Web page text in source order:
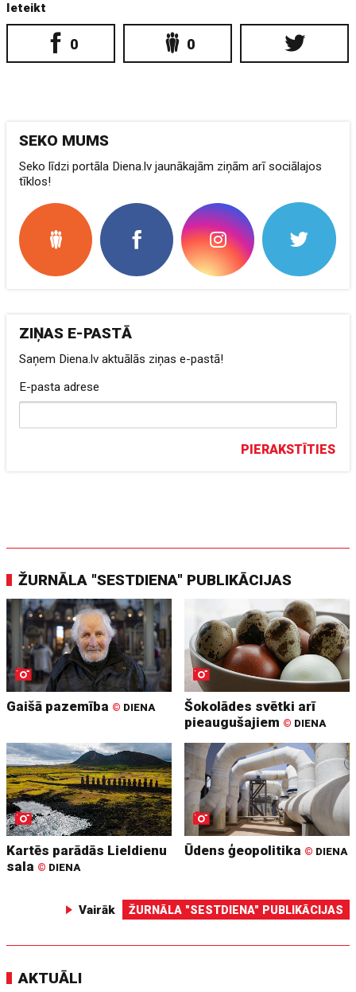
Ieteikt
0 0
SEKO MUMS
Seko līdzi portāla Diena.lv jaunākajām ziņām arī sociālajos
tīklos!
ZIŅAS E-PASTĀ
Saņem Diena.lv aktuālās ziņas e-pastā!
E-pasta adrese
PIERAKSTĪTIES
ŽURNĀLA "SESTDIENA" PUBLIKĀCIJAS
Gaišā pazemība © DIENA
Šokolādes svētki arī
pieaugušajiem © DIENA
Kartēs parādās Lieldienu
sala © DIENA
Ūdens ģeopolitika © DIENA
Vairāk ŽURNĀLA "SESTDIENA" PUBLIKĀCIJAS
AKTUĀLI